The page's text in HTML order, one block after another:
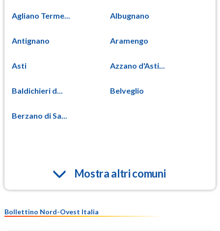
Agliano Terme... Albugnano
Antignano Aramengo
Asti Azzano d'Asti...
Baldichieri d... Belveglio
Berzano di Sa...
Mostra altri comuni
Bollettino Nord-Ovest Italia